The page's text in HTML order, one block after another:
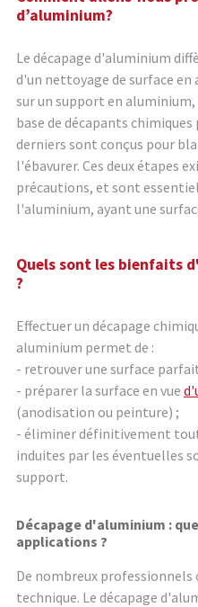
d’aluminium?
Le décapage d'aluminium
d'un nettoyage de surface
sur un support en
base de décapants
derniers sont conçus pour
l'ébavurer. Ces deux étapes
précautions, et sont
l'aluminium, ayant une
Quels sont les bienfaits
?
Effectuer un décapage
aluminium permet de :
- retrouver une surface
- préparer la surface en vue
(anodisation ou peinture) ;
- éliminer définitivement
induites par les éventuelles
support.
Décapage d'aluminium :
applications ?
De nombreux
technique. Le décapage